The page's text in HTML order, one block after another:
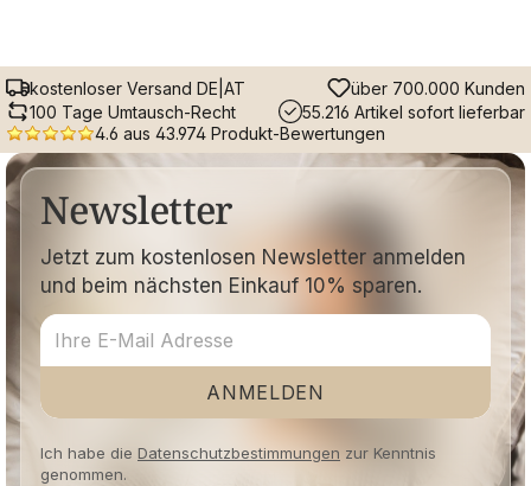
kostenloser Versand DE|AT
über 700.000 Kunden
100 Tage Umtausch-Recht
55.216 Artikel sofort lieferbar
4.6 aus 43.974 Produkt-Bewertungen
Newsletter
Jetzt zum kostenlosen Newsletter anmelden
und beim nächsten Einkauf 10% sparen.
ANMELDEN
Ich habe die Datenschutzbestimmungen zur Kenntnis
genommen.